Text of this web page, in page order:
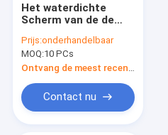
Fabrieksreis
Kwaliteitscontrole
nieuws
Het waterdichte
Scherm van de de
van 21.5inch
Infrarode voor
Kiosken 10 Punten
Multiaanraking
Prijs:onderhandelbaar
MOQ:10 PCs
Contact nu